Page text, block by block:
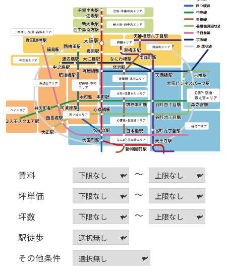
こんに
ちは
NLCで
す。今
回は
NLCセ
ントラ
ルビル
のご紹
介で
す。駅
徒歩1
分の角
ビル！
同ビル
内の無
議室利
♪■物
件情報
■住
所：〒
532-
0011
大阪府
賃料
～
坪単価
～
坪数
～
駅徒歩
その他条件